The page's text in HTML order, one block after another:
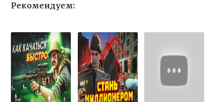
Рекомендуем: